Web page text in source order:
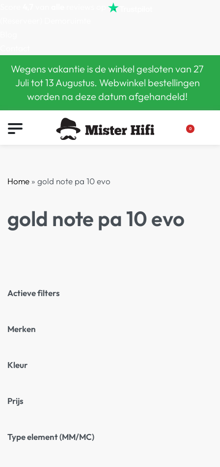
Wegens vakantie is de winkel gesloten van 27
Juli tot 13 Augustus. Webwinkel bestellingen
worden na deze datum afgehandeld!
0
Home » gold note pa 10 evo
gold note pa 10 evo
Actieve filters
Merken
Kleur
Prijs
Type element (MM/MC)